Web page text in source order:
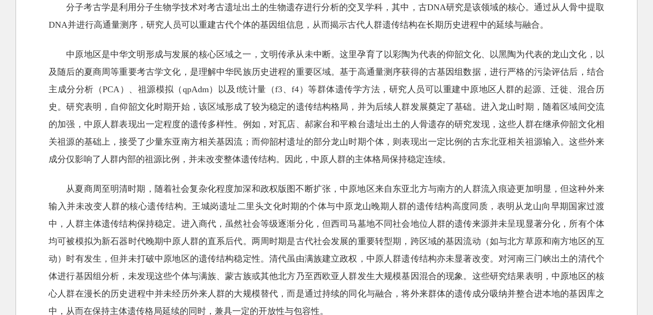
分子考古学是利用分子生物学技术对考古遗址出土的生物遗存进行分析的交叉学科，其中，古DNA研究是该领域的核心。通过从人骨中提取
DNA并进行高通量测序，研究人员可以重建古代个体的基因组信息，从而揭示古代人群遗传结构在长期历史进程中的延续与融合。
中原地区是中华文明形成与发展的核心区域之一，文明传承从未中断。这里孕育了以彩陶为代表的仰韶文化、以黑陶为代表的龙山文化，以
及随后的夏商周等重要考古学文化，是理解中华民族历史进程的重要区域。基于高通量测序获得的古基因组数据，进行严格的污染评估后，结合
主成分分析（PCA）、祖源模拟（qpAdm）以及f统计量（f3、f4）等群体遗传学方法，研究人员可以重建中原地区人群的起源、迁徙、混合历
史。研究表明，自仰韶文化时期开始，该区域形成了较为稳定的遗传结构格局，并为后续人群发展奠定了基础。进入龙山时期，随着区域间交流
的加强，中原人群表现出一定程度的遗传多样性。例如，对瓦店、郝家台和平粮台遗址出土的人骨遗存的研究发现，这些人群在继承仰韶文化相
关祖源的基础上，接受了少量东亚南方相关基因流；而仰韶村遗址的部分龙山时期个体，则表现出一定比例的古东北亚相关祖源输入。这些外来
成分仅影响了人群内部的祖源比例，并未改变整体遗传结构。因此，中原人群的主体格局保持稳定连续。
从夏商周至明清时期，随着社会复杂化程度加深和政权版图不断扩张，中原地区来自东亚北方与南方的人群流入痕迹更加明显，但这种外来
输入并未改变人群的核心遗传结构。王城岗遗址二里头文化时期的个体与中原龙山晚期人群的遗传结构高度同质，表明从龙山向早期国家过渡
中，人群主体遗传结构保持稳定。进入商代，虽然社会等级逐渐分化，但西司马墓地不同社会地位人群的遗传来源并未呈现显著分化，所有个体
均可被模拟为新石器时代晚期中原人群的直系后代。两周时期是古代社会发展的重要转型期，跨区域的基因流动（如与北方草原和南方地区的互
动）时有发生，但并未打破中原地区的遗传结构稳定性。清代虽由满族建立政权，中原人群遗传结构亦未显著改变。对河南三门峡出土的清代个
体进行基因组分析，未发现这些个体与满族、蒙古族或其他北方乃至西欧亚人群发生大规模基因混合的现象。这些研究结果表明，中原地区的核
心人群在漫长的历史进程中并未经历外来人群的大规模替代，而是通过持续的同化与融合，将外来群体的遗传成分吸纳并整合进本地的基因库之
中，从而在保持主体遗传格局延续的同时，兼具一定的开放性与包容性。